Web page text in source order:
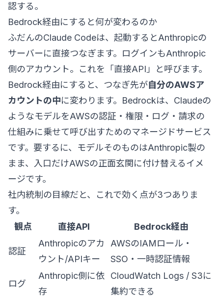
認する。
Bedrock経由にすると何が変わるのか
ふだんのClaude Codeは、起動するとAnthropicの
サーバーに直接つなぎます。ログインもAnthropic
側のアカウント。これを「直接API」と呼びます。
Bedrock経由にすると、つなぎ先が自分のAWSア
カウントの中に変わります。Bedrockは、Claudeの
ようなモデルをAWSの認証・権限・ログ・請求の
仕組みに乗せて呼び出すためのマネージドサービス
です。要するに、モデルそのものはAnthropic製の
まま、入口だけAWSの正面玄関に付け替えるイメ
ージです。
社内統制の目線だと、これで効く点が3つありま
す。
観点
直接API Bedrock経由
認証
Anthropicのアカ
ウント/APIキー
AWSのIAMロール・
SSO・一時認証情報
ログ
Anthropic側に依
存
CloudWatch Logs / S3に
集約できる